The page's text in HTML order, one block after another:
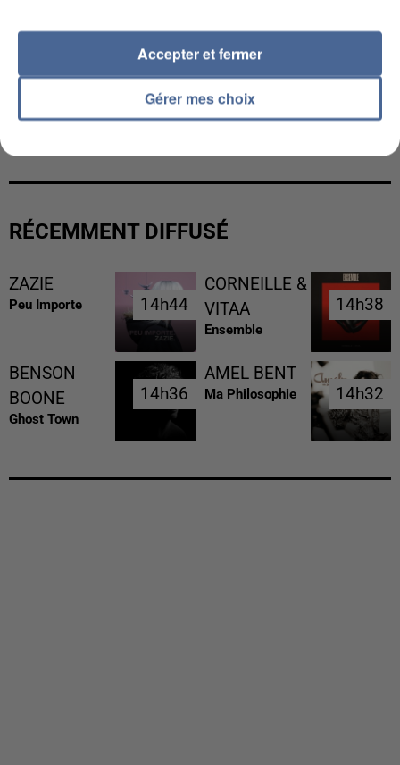
LES DONNÉES DE 300 000 CLIENTS DÉROBÉES À
RÉCEMMENT DIFFUSÉ
ZAZIE
Peu Importe 14h44
14h44
CORNEILLE &
VITAA
Ensemble
14h38
14h38
BENSON
BOONE
Ghost Town
14h36
14h36
AMEL BENT
Ma Philosophie 14h32
14h32
Gérer mes choix
Accepter et fermer